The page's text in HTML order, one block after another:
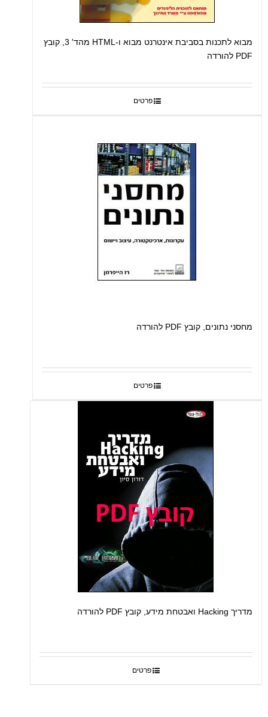
מבוא לתכנות בסביבת אינטרנט מבוא ו-HTML מהד' 3, קובץ
PDF להורדה
פרטים
מחסני נתונים, קובץ PDF להורדה
פרטים
מדריך Hacking ואבטחת מידע, קובץ PDF להורדה
פרטים